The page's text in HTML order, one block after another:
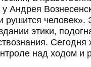
Андрея
рушится человек».
этики,
Сегодня
над ходом и